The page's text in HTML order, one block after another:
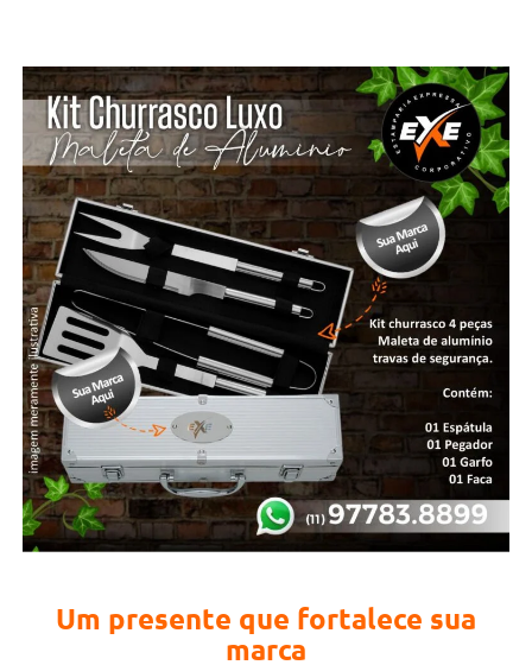
Um presente que fortalece sua
marca